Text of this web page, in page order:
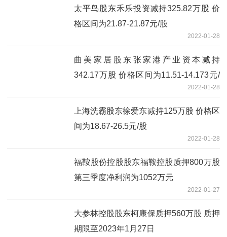
太平鸟股东禾乐投资减持325.82万股 价
格区间为21.87-21.87元/股
2022-01-28
曲美家居股东张家港产业资本减持
342.17万股 价格区间为11.51-14.173元/
2022-01-28
上海洗霸股东徐爱东减持125万股 价格区
间为18.67-26.5元/股
2022-01-28
福鞍股份控股股东福鞍控股质押800万股
第三季度净利润为1052万元
2022-01-27
大参林控股股东柯康保质押560万股 质押
期限至2023年1月27日